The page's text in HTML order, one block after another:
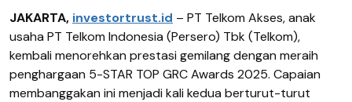
JAKARTA, investortrust.id – PT Telkom Akses, anak
usaha PT Telkom Indonesia (Persero) Tbk (Telkom),
kembali menorehkan prestasi gemilang dengan meraih
penghargaan 5-STAR TOP GRC Awards 2025. Capaian
membanggakan ini menjadi kali kedua berturut-turut